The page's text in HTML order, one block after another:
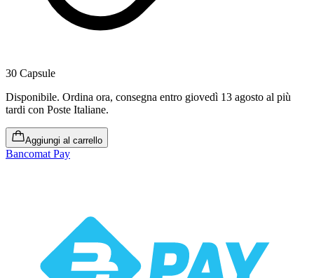
30 Capsule
Disponibile. Ordina ora, consegna entro giovedì 13 agosto al più
tardi con Poste Italiane.
Aggiungi al carrello
Bancomat Pay